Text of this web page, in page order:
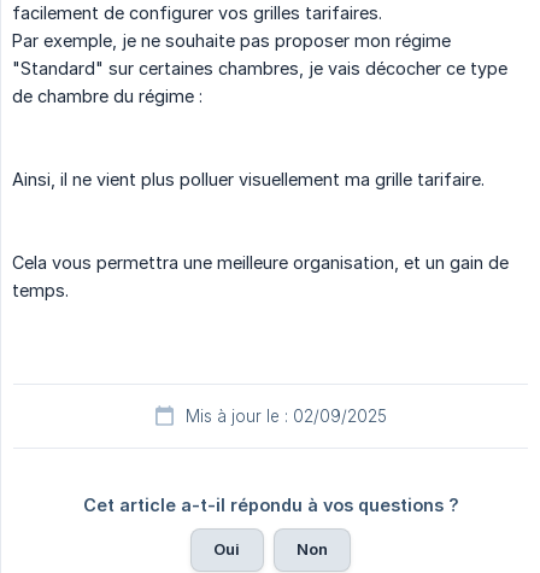
facilement de configurer vos grilles tarifaires.
Par exemple, je ne souhaite pas proposer mon régime
"Standard" sur certaines chambres, je vais décocher ce type
de chambre du régime :
Ainsi, il ne vient plus polluer visuellement ma grille tarifaire.
Cela vous permettra une meilleure organisation, et un gain de
temps.
Mis à jour le : 02/09/2025
Cet article a-t-il répondu à vos questions ?
Oui Non